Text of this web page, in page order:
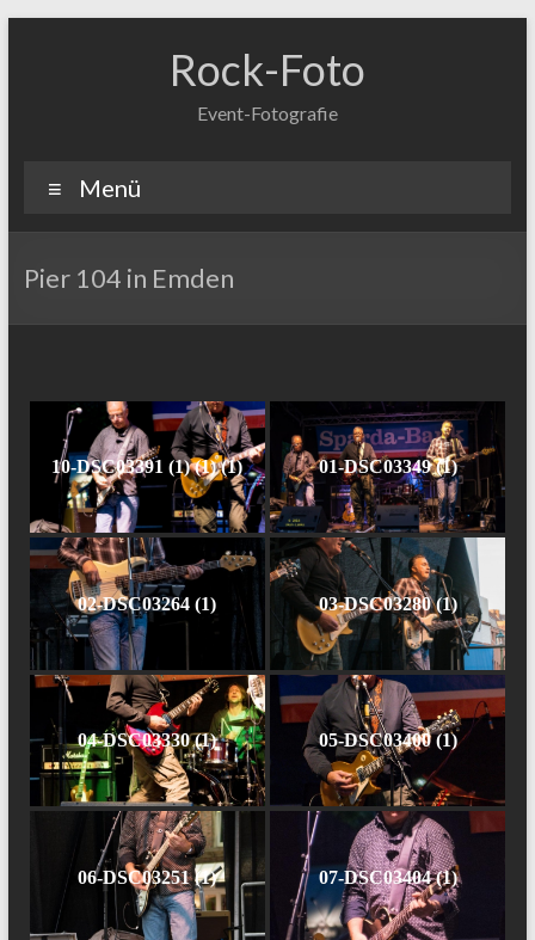
Rock-Foto
Event-Fotografie
Menü
Pier 104 in Emden
10-DSC03391 (1) (1) (1) 01-DSC03349 (1)
02-DSC03264 (1) 03-DSC03280 (1)
04-DSC03330 (1) 05-DSC03400 (1)
06-DSC03251 (1) 07-DSC03404 (1)